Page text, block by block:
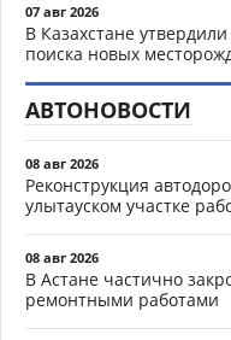
07 авг 2026
В Казахстане
поиска новых
АВТОНОВОСТИ
08 авг 2026
Реконструкция
улытауском участке
08 авг 2026
В Астане частично
ремонтными работами